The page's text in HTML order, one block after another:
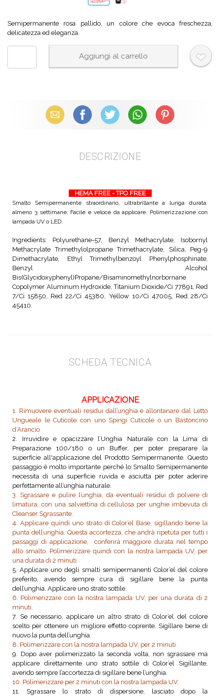
Semipermanente rosa pallido, un colore che evoca freschezza,
delicatezza ed eleganza.
Email Facebook X (Twitter) WhatsAppPinterest
DESCRIZIONE
HEMA FREE - TPO FREE
Smalto Semipermanente straordinario, ultrabrillante a lunga durata:
almeno 3 settimane. Facile e veloce da applicare. Polimerizzazione con
lampada UV o LED.
Ingredients: Polyurethane-57, Benzyl Methacrylate, Isobornyl
Methacrylate Trimethylolpropane Trimethacrylate, Silica, Peg-9
Dimethacrylate, Ethyl Trimethylbenzoyl Phenylphosphinate,
Benzyl Alcohol
Bis(Glycidoxyphenyl)Propane/Bisaminomethylnorbornane
Copolymer Aluminum Hydroxide, Titanium Dioxide/Ci 77891, Red
7/Ci 15850, Red 22/Ci 45380, Yellow 10/Ci 47005, Red 28/Ci
45410.
SCHEDA TECNICA
APPLICAZIONE
1. Rimuovere eventuali residui dall’unghia e allontanare dal Letto
Ungueale le Cuticole con uno Spingi Cuticole o un Bastoncino
d’Arancio
2. Irruvidire e opacizzare l’Unghia Naturale con la Lima di
Preparazione 100/180 o un Buffer, per poter preparare la
superficie all'applicazione del Prodotto Semipermanente. Questo
passaggio è molto importante perché lo Smalto Semipermanente
necessita di una superficie ruvida e asciutta per poter aderire
perfettamente all’unghia naturale.
3. Sgrassare e pulire l’unghia, da eventuali residui di polvere di
limatura, con una salviettina di cellulosa per unghie imbevuta di
Cleanser Sgrassante.
4. Applicare quindi uno strato di Color’el Base, sigillando bene la
punta dell’unghia. Questa accortezza, che andrà ripetuta per tutti i
passaggi di applicazione, conferirà maggiore durata nel tempo
allo smalto. Polimerizzare quindi con la nostra lampada UV, per
una durata di 2 minuti.
5. Applicare uno degli smalti semipermanenti Color’el del colore
preferito, avendo sempre cura di sigillare bene la punta
dell’unghia. Applicare uno strato sottile.
6. Polimerizzare con la nostra lampada UV, per una durata di 2
minuti.
7. Se necessario, applicare un altro strato di Color’el del colore
scelto per ottenere un migliore effetto coprente. Sigillare bene di
nuovo la punta dell’unghia.
8. Polimerizzare con la nostra lampada UV, per 2 minuti.
9. Dopo aver polimerizzato la seconda volta, non sgrassare ma
applicare direttamente uno strato sottile di Color’el Sigillante,
avendo sempre l’accortezza di sigillare bene l’unghia.
10. Polimerizzare per 2 minuti con la nostra lampada UV.
11. Sgrassare lo strato di dispersione, lasciato dopo la